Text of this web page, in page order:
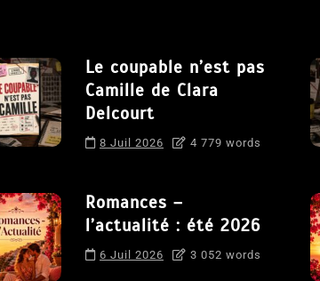
Le coupable n’est pas
Camille de Clara
Delcourt
8 Juil 2026 4 779 words
Romances –
l’actualité : été 2026
6 Juil 2026 3 052 words